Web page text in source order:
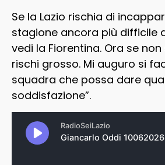
Se la Lazio rischia di
stagione ancora più difficile
vedi la Fiorentina. Ora se
rischi grosso. Mi auguro si
squadra che possa dare
soddisfazione”.